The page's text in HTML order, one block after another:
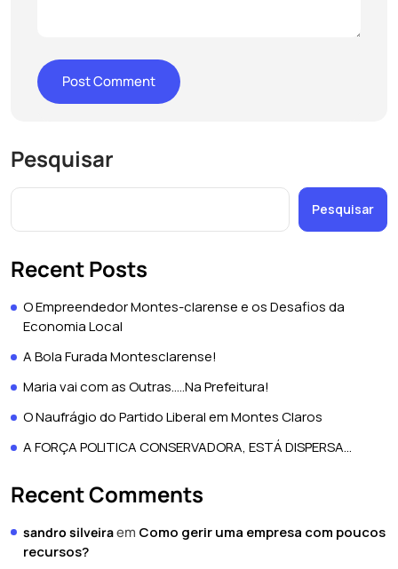
Pesquisar
Pesquisar
Recent Posts
O Empreendedor Montes-clarense e os Desafios da
Economia Local
A Bola Furada Montesclarense!
Maria vai com as Outras…..Na Prefeitura!
O Naufrágio do Partido Liberal em Montes Claros
A FORÇA POLITICA CONSERVADORA, ESTÁ DISPERSA…
Recent Comments
sandro silveiraem Como gerir uma empresa com poucos
recursos?